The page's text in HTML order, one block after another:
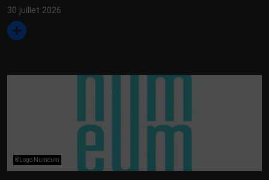
30 juillet 2026
©Logo Numeum